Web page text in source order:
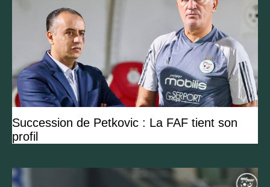
Succession de Petkovic : La FAF tient son
profil